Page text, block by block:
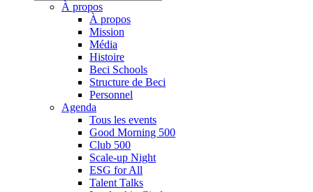
À propos
À propos
Mission
Média
Histoire
Beci Schools
Structure de Beci
Personnel
Agenda
Tous les events
Good Morning 500
Club 500
Scale-up Night
ESG for All
Talent Talks